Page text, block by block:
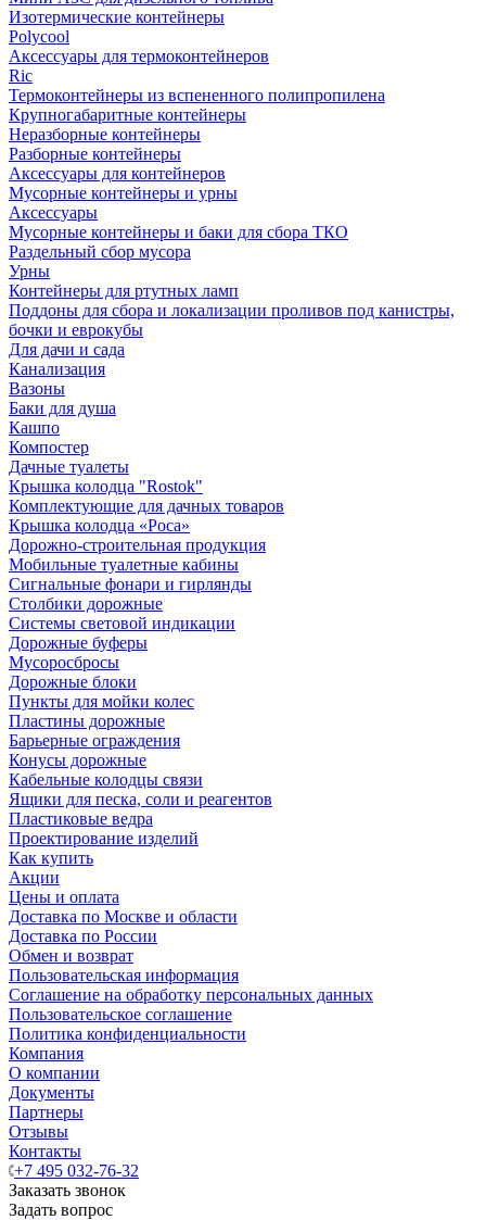
Изотермические контейнеры
Polycool
Аксессуары для термоконтейнеров
Ric
Термоконтейнеры из вспененного полипропилена
Крупногабаритные контейнеры
Неразборные контейнеры
Разборные контейнеры
Аксессуары для контейнеров
Мусорные контейнеры и урны
Аксессуары
Мусорные контейнеры и баки для сбора ТКО
Раздельный сбор мусора
Урны
Контейнеры для ртутных ламп
Поддоны для сбора и локализации проливов под канистры,
бочки и еврокубы
Для дачи и сада
Канализация
Вазоны
Баки для душа
Кашпо
Компостер
Дачные туалеты
Крышка колодца "Rostok"
Комплектующие для дачных товаров
Крышка колодца «Роса»
Дорожно-строительная продукция
Мобильные туалетные кабины
Сигнальные фонари и гирлянды
Столбики дорожные
Системы световой индикации
Дорожные буферы
Мусоросбросы
Дорожные блоки
Пункты для мойки колес
Пластины дорожные
Барьерные ограждения
Конусы дорожные
Кабельные колодцы связи
Ящики для песка, соли и реагентов
Пластиковые ведра
Проектирование изделий
Как купить
Акции
Цены и оплата
Доставка по Москве и области
Доставка по России
Обмен и возврат
Пользовательская информация
Соглашение на обработку персональных данных
Пользовательское соглашение
Политика конфиденциальности
Компания
О компании
Документы
Партнеры
Отзывы
Контакты
+7 495 032-76-32
Заказать звонок
Задать вопрос